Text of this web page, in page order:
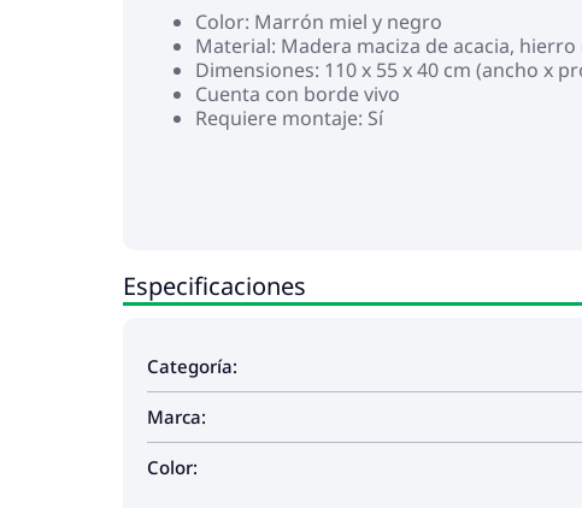
Color: Marrón miel y negro
Material: Madera maciza de acacia,
Dimensiones: 110 x 55 x 40 cm (ancho x
Cuenta con borde vivo
Requiere montaje: Sí
Especificaciones
Categoría:
Marca:
Color: